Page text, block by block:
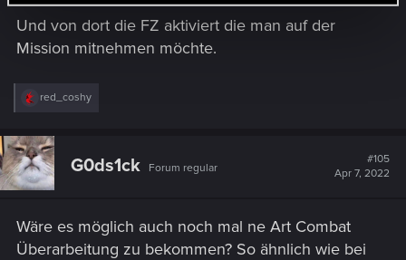
Und von dort die FZ aktiviert die man auf der
Mission mitnehmen möchte.
R
c
t
i
o
:
red_coshy
G0ds1ck Forum regular
#105
Apr 7, 2022
Wäre es möglich auch noch mal ne Art Combat
Überarbeitung zu bekommen? So ähnlich wie bei